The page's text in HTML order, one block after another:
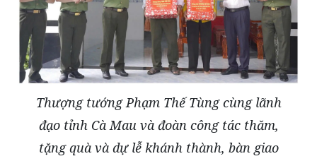
Thượng tướng Phạm Thế Tùng cùng lãnh
đạo tỉnh Cà Mau và đoàn công tác thăm,
tặng quà và dự lễ khánh thành, bàn giao